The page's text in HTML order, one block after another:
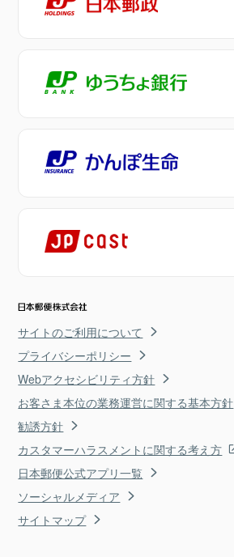
サイトのご利用について
プライバシーポリシー
Webアクセシビリティ方針
お客さま本位の業務運営に関する基本方針
勧誘方針
カスタマーハラスメントに関する考え方
日本郵便公式アプリ一覧
ソーシャルメディア
サイトマップ